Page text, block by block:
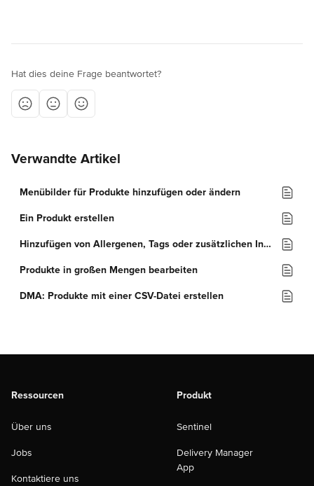
Hat dies deine Frage beantwortet?
Verwandte Artikel
Menübilder für Produkte hinzufügen oder ändern
Ein Produkt erstellen
Hinzufügen von Allergenen, Tags oder zusätzlichen Informationen zu Ihren Produkten
Produkte in großen Mengen bearbeiten
DMA: Produkte mit einer CSV-Datei erstellen
Ressourcen
Über uns
Jobs
Kontaktiere uns
Produkt
Sentinel
Delivery Manager
App